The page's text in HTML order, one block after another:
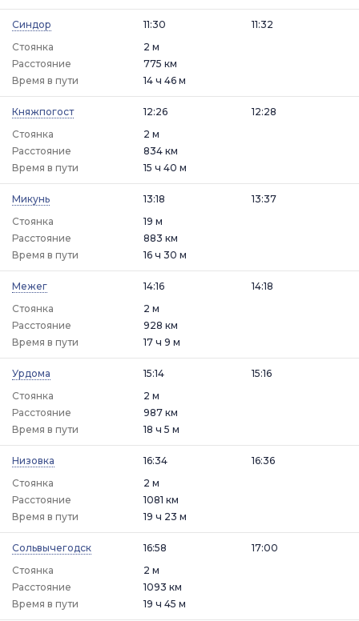
Синдор
11:30
Стоянка
2 м
11:32
Расстояние
775 км
Время в пути
14 ч 46 м
Княжпогост
12:26
Стоянка
2 м
12:28
Расстояние
834 км
Время в пути
15 ч 40 м
Микунь
13:18
Стоянка
19 м
13:37
Расстояние
883 км
Время в пути
16 ч 30 м
Межег
14:16
Стоянка
2 м
14:18
Расстояние
928 км
Время в пути
17 ч 9 м
Урдома
15:14
Стоянка
2 м
15:16
Расстояние
987 км
Время в пути
18 ч 5 м
Низовка
16:34
Стоянка
2 м
16:36
Расстояние
1081 км
Время в пути
19 ч 23 м
Сольвычегодск
16:58
Стоянка
2 м
17:00
Расстояние
1093 км
Время в пути
19 ч 45 м